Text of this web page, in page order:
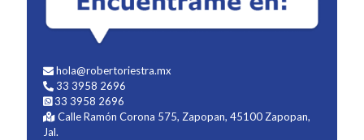
hola@robertoriestra.mx
33 3958 2696
33 3958 2696
Calle Ramón Corona 575, Zapopan, 45100 Zapopan,
Jal.